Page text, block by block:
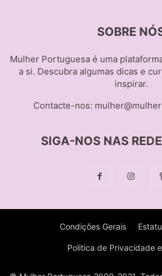
SOBRE
Mulher Portuguesa é uma
a si. Descubra algumas dicas e
inspirar.
Contacte-nos:
SIGA-NOS NAS
Condições Gerais
Politica de Privacidade